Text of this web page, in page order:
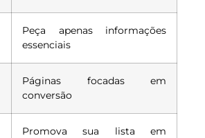
Peça apenas informações
essenciais
Páginas focadas em
conversão
Promova sua lista em